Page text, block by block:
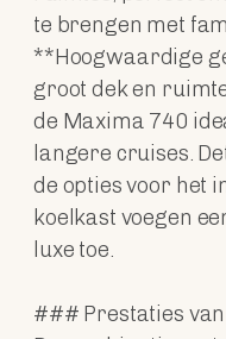
te brengen met
**Hoogwaardige
groot dek en
de Maxima 740
langere cruises.
de opties voor het
koelkast voegen
luxe toe.
### Prestaties